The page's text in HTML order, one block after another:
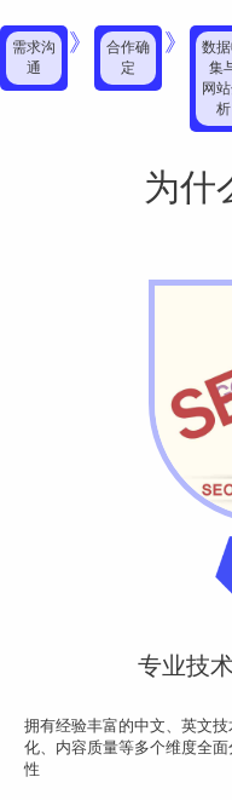
需求沟
通
》
合作确
定
》
数
集
网
析
为什
专业技
拥有经验丰富的中文、英文
化、内容质量等多个维度全
性